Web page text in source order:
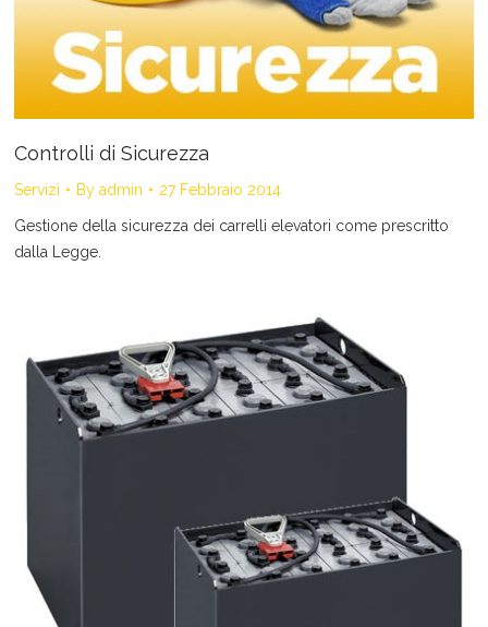
Controlli di Sicurezza
Servizi By admin 27 Febbraio 2014
Gestione della sicurezza dei carrelli elevatori come prescritto
dalla Legge.